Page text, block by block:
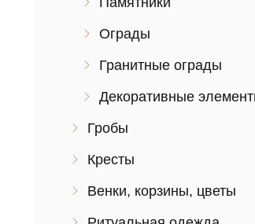
Ограды
Гранитные ограды
Декоративные
Гробы
Кресты
Венки, корзины, цветы